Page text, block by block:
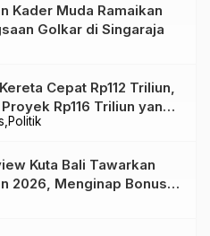
Kader Muda Ramaikan
Golkar di Singaraja
Politik
Cepat Rp112 Triliun,
Rp116 Triliun yang
Kuta Bali Tawarkan
2026, Menginap Bonus
Mulai Rp88.888